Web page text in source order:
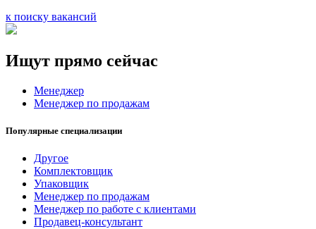
к поиску вакансий
Ищут прямо сейчас
Менеджер
Менеджер по продажам
Популярные специализации
Другое
Комплектовщик
Упаковщик
Менеджер по продажам
Менеджер по работе с клиентами
Продавец-консультант